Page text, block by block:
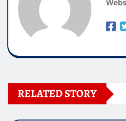
RELATED STORY